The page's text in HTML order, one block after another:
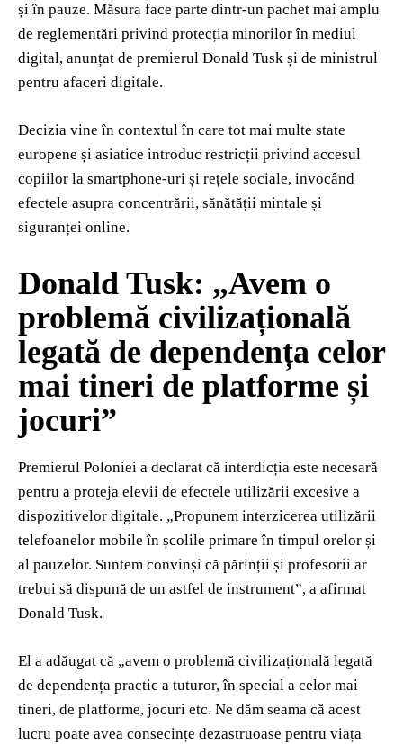
și în pauze. Măsura face parte dintr-un pachet mai amplu
de reglementări privind protecția minorilor în mediul
digital, anunțat de premierul Donald Tusk și de ministrul
pentru afaceri digitale.
Decizia vine în contextul în care tot mai multe state
europene și asiatice introduc restricții privind accesul
copiilor la smartphone-uri și rețele sociale, invocând
efectele asupra concentrării, sănătății mintale și
siguranței online.
Donald Tusk: „Avem o
problemă civilizațională
legată de dependența celor
mai tineri de platforme și
jocuri”
Premierul Poloniei a declarat că interdicția este necesară
pentru a proteja elevii de efectele utilizării excesive a
dispozitivelor digitale. „Propunem interzicerea utilizării
telefoanelor mobile în școlile primare în timpul orelor și
al pauzelor. Suntem convinși că părinții și profesorii ar
trebui să dispună de un astfel de instrument”, a afirmat
Donald Tusk.
El a adăugat că „avem o problemă civilizațională legată
de dependența practic a tuturor, în special a celor mai
tineri, de platforme, jocuri etc. Ne dăm seama că acest
lucru poate avea consecințe dezastruoase pentru viața